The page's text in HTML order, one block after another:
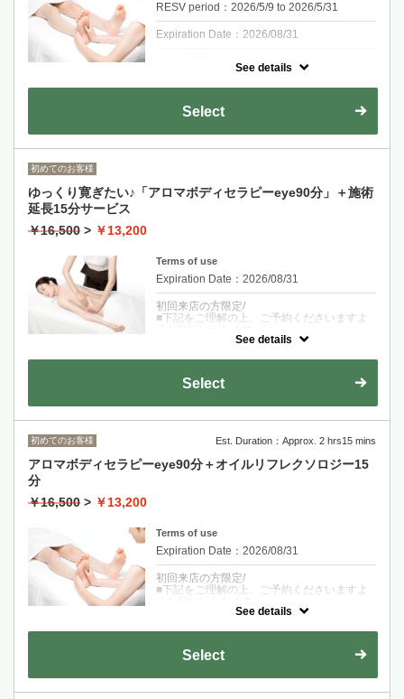
RESV period：2026/5/9 to 2026/5/31
Expiration Date：2026/08/31
■下記をご理解の上、ご予約くださいますよ
うお願いいたします。
ョンを目的とするもので、治療を目的とする
ものではございません。
お客様の安全を守るため、お体の状態につい
※ご予約時間の5～10分前にサロンにお越し
ください。
たカオンだけのオリジナルセラピー。
ナンスすることでリセットへ。
五感を癒して心と体の疲労を一度にケアしま
す。
ご来店当日のお悩みをうかがい、施術担当者
■コース例⇒フットバス（カウンセリング）
ク⇒オイルフットセラピー
■コース時間の他、施術後の着替え、お茶と
See details
Select
初めてのお客様
ゆっくり寛ぎたい♪「アロマボディセラピーeye90分」＋施術
延長15分サービス
￥16,500 > ￥13,200
Terms of use
Expiration Date：2026/08/31
初回来店の方限定/
■下記をご理解の上、ご予約くださいますよ
「ご提供いたしますセラピーはリラクゼーシ
お客様の安全を守るため、お体の状態につい
て、体調が優れない時は、コースの変更、や
※ご予約時間の5～10分前にサロンにお越し
クーポンについて
健康維持に定期的に通えるサロンを探してい
る方
ぜひカオンに一度いらしてください.
サロンに漂う植物の香りが一瞬で緊張をほぐ
します。スタッフ一同お待ちしております.
アロマボディセラピーeye90分に15分の施術
生ハーブのフットバスで心をほぐし、全身の
いただけるコースです。
■こんな方におすすめ
・全身疲労
See details
Select
初めてのお客様 Est. Duration：Approx. 2 hrs15 mins
アロマボディセラピーeye90分＋オイルリフレクソロジー15
分
￥16,500 > ￥13,200
Terms of use
Expiration Date：2026/08/31
初回来店の方限定/
■下記をご理解の上、ご予約くださいますよ
「ご提供いたしますセラピーはリラクゼーシ
お客様の安全を守るため、お体の状態につい
て、体調が優れない時は、コースの変更、や
See details
Select